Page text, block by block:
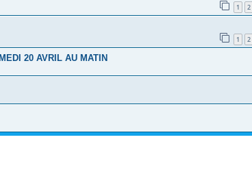
1 2
1 2
20 AVRIL AU MATIN